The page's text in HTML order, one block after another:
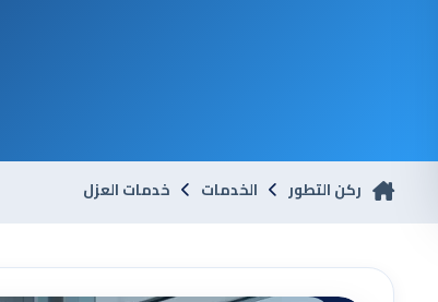
ركن التطور الخدمات خدمات العزل